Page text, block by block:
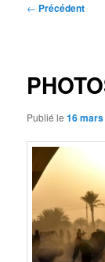
Navigation
← Précédent
Publié le16